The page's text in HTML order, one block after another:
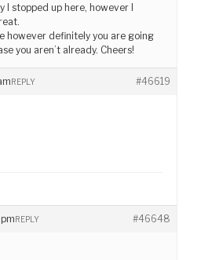
I stopped up here, however I
however definitely you are going
you aren’t already. Cheers!
#46619
REPLY
#46648
REPLY